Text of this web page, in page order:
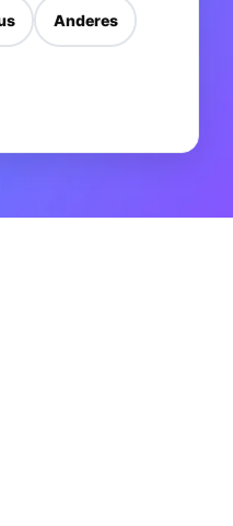
Anderes